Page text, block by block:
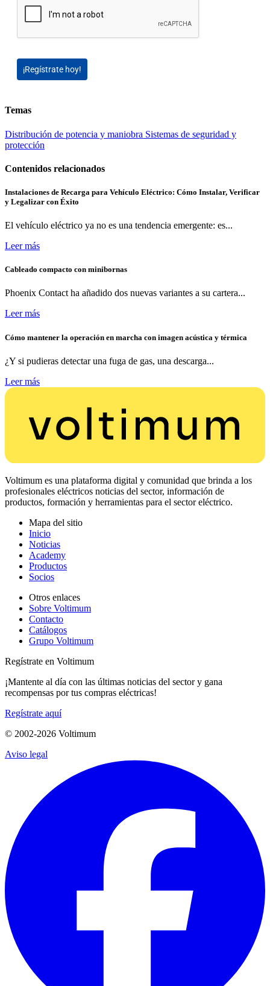
¡Regístrate hoy!
Temas
Distribución de potencia y maniobra Sistemas de seguridad y
protección
Contenidos relacionados
Instalaciones de Recarga para Vehículo Eléctrico: Cómo Instalar, Verificar
y Legalizar con Éxito
El vehículo eléctrico ya no es una tendencia emergente: es...
Leer más
Cableado compacto con minibornas
Phoenix Contact ha añadido dos nuevas variantes a su cartera...
Leer más
Cómo mantener la operación en marcha con imagen acústica y térmica
¿Y si pudieras detectar una fuga de gas, una descarga...
Leer más
Voltimum es una plataforma digital y comunidad que brinda a los
profesionales eléctricos noticias del sector, información de
productos, formación y herramientas para el sector eléctrico.
Mapa del sitio
Inicio
Noticias
Academy
Productos
Socios
Otros enlaces
Sobre Voltimum
Contacto
Catálogos
Grupo Voltimum
Regístrate en Voltimum
¡Mantente al día con las últimas noticias del sector y gana
recompensas por tus compras eléctricas!
Regístrate aquí
© 2002-2026 Voltimum
Aviso legal